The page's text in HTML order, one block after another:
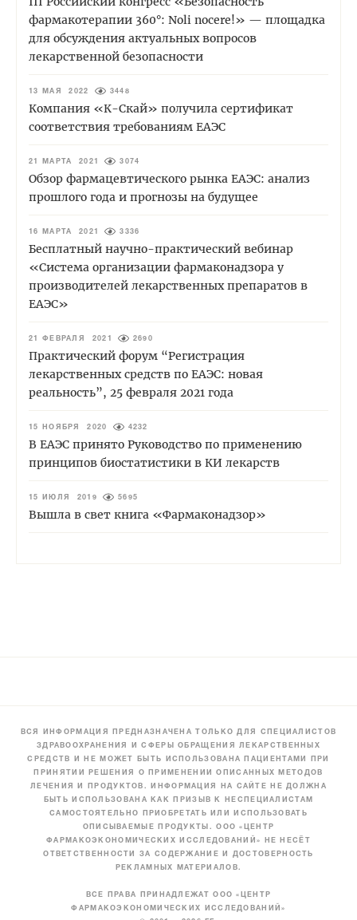
фармакотерапии 360°: Noli nocere!» — площадка
для обсуждения актуальных вопросов
лекарственной безопасности
13 МАЯ 2022 3448
Компания «К-Скай» получила сертификат
соответствия требованиям ЕАЭС
21 МАРТА 2021 3074
Обзор фармацевтического рынка ЕАЭС: анализ
прошлого года и прогнозы на будущее
16 МАРТА 2021 3336
Бесплатный научно-практический вебинар
«Система организации фармаконадзора у
производителей лекарственных препаратов в
ЕАЭС»
21 ФЕВРАЛЯ 2021 2690
Практический форум “Регистрация
лекарственных средств по ЕАЭС: новая
реальность”, 25 февраля 2021 года
15 НОЯБРЯ 2020 4232
В ЕАЭС принято Руководство по применению
принципов биостатистики в КИ лекарств
15 ИЮЛЯ 2019 5695
Вышла в свет книга «Фармаконадзор»
ВСЯ ИНФОРМАЦИЯ ПРЕДНАЗНАЧЕНА ТОЛЬКО ДЛЯ СПЕЦИАЛИСТОВ
ЗДРАВООХРАНЕНИЯ И СФЕРЫ ОБРАЩЕНИЯ ЛЕКАРСТВЕННЫХ
СРЕДСТВ И НЕ МОЖЕТ БЫТЬ ИСПОЛЬЗОВАНА ПАЦИЕНТАМИ ПРИ
ПРИНЯТИИ РЕШЕНИЯ О ПРИМЕНЕНИИ ОПИСАННЫХ МЕТОДОВ
ЛЕЧЕНИЯ И ПРОДУКТОВ. ИНФОРМАЦИЯ НА САЙТЕ НЕ ДОЛЖНА
БЫТЬ ИСПОЛЬЗОВАНА КАК ПРИЗЫВ К НЕСПЕЦИАЛИСТАМ
САМОСТОЯТЕЛЬНО ПРИОБРЕТАТЬ ИЛИ ИСПОЛЬЗОВАТЬ
ОПИСЫВАЕМЫЕ ПРОДУКТЫ. ООО «ЦЕНТР
ФАРМАКОЭКОНОМИЧЕСКИХ ИССЛЕДОВАНИЙ» НЕ НЕСЁТ
ОТВЕТСТВЕННОСТИ ЗА СОДЕРЖАНИЕ И ДОСТОВЕРНОСТЬ
РЕКЛАМНЫХ МАТЕРИАЛОВ.
ВСЕ ПРАВА ПРИНАДЛЕЖАТ ООО «ЦЕНТР
ФАРМАКОЭКОНОМИЧЕСКИХ ИССЛЕДОВАНИЙ»